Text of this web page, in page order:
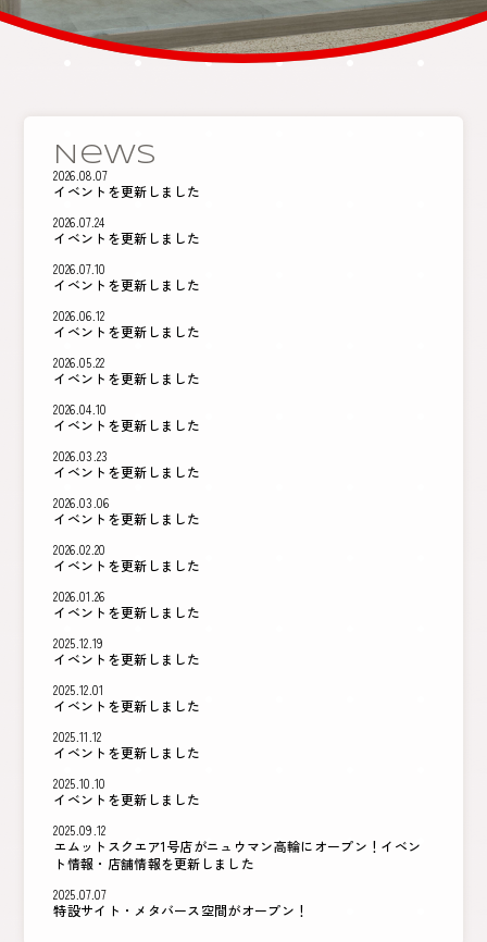
News
2026.08.07
イベントを更新しました
2026.07.24
イベントを更新しました
2026.07.10
イベントを更新しました
2026.06.12
イベントを更新しました
2026.05.22
イベントを更新しました
2026.04.10
イベントを更新しました
2026.03.23
イベントを更新しました
2026.03.06
イベントを更新しました
2026.02.20
イベントを更新しました
2026.01.26
イベントを更新しました
2025.12.19
イベントを更新しました
2025.12.01
イベントを更新しました
2025.11.12
イベントを更新しました
2025.10.10
イベントを更新しました
2025.09.12
エムットスクエア1号店がニュウマン高輪にオープン！イベン
ト情報・店舗情報を更新しました
2025.07.07
特設サイト・メタバース空間がオープン！